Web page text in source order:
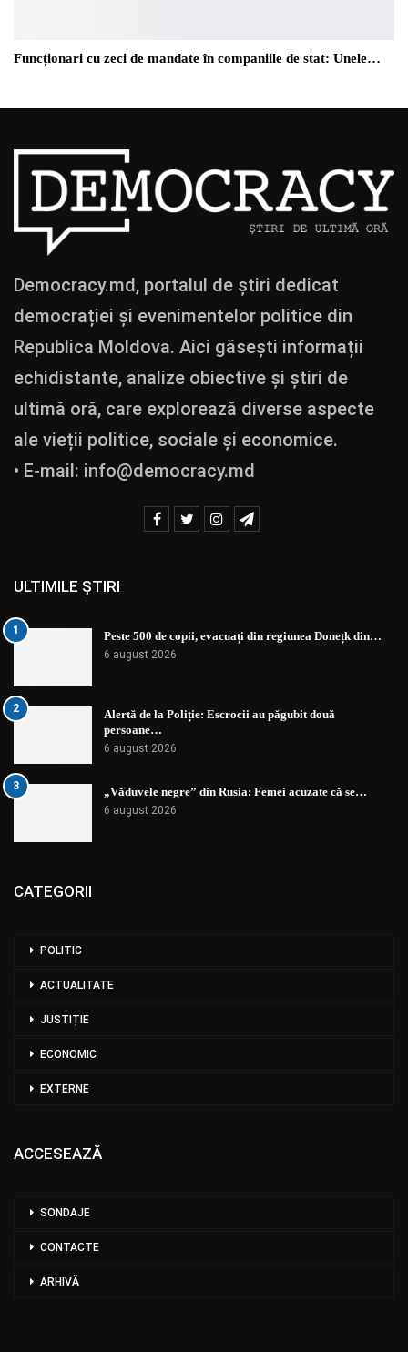
Funcționari cu zeci de mandate în companiile de stat: Unele…
Democracy.md, portalul de știri dedicat
democrației și evenimentelor politice din
Republica Moldova. Aici găsești informații
echidistante, analize obiective și știri de
ultimă oră, care explorează diverse aspecte
ale vieții politice, sociale și economice.
• E-mail: info@democracy.md
ULTIMILE ȘTIRI
1 Peste 500 de copii, evacuați din regiunea Donețk din…
6 august 2026
2
Alertă de la Poliție: Escrocii au păgubit două
persoane…
6 august 2026
3 „Văduvele negre” din Rusia: Femei acuzate că se…
6 august 2026
CATEGORII
POLITIC
ACTUALITATE
JUSTIȚIE
ECONOMIC
EXTERNE
ACCESEAZĂ
SONDAJE
CONTACTE
ARHIVĂ